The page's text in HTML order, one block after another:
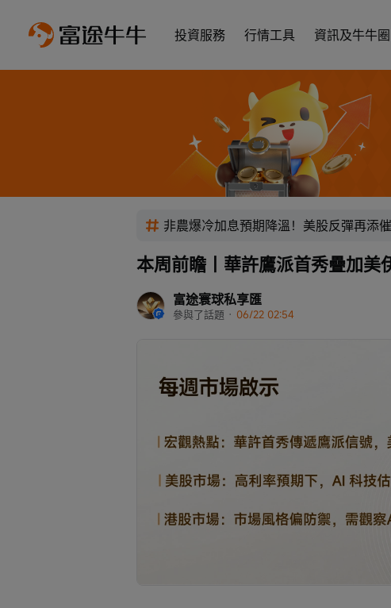
投資服務 行情工具 資訊及牛牛圈
非農爆冷加息預期降溫！美股反彈再添催
富途寰球私享匯
參與了話題 · 06/22 02:54
本周前瞻丨華許鷹派首秀疊加美